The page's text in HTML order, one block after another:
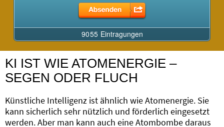
KI IST WIE ATOMENERGIE –
SEGEN ODER FLUCH
Künstliche Intelligenz ist ähnlich wie Atomenergie. Sie
kann sicherlich sehr nützlich und förderlich eingesetzt
werden. Aber man kann auch eine Atombombe daraus